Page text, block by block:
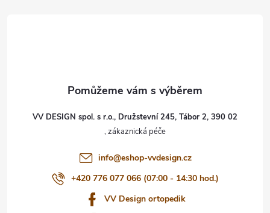
VV DESIGN spol. s r.o., Družstevní 245, Tábor 2, 390 02
info@eshop-vvdesign.cz
+420 776 077 066 (07:00 - 14:30 hod.)
VV Design ortopedik